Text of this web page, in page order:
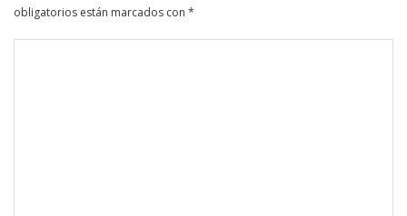
obligatorios están marcados con *